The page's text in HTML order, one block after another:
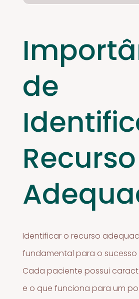
de
Recurso
Identificar o recurso
fundamental para o
Cada paciente possui
e o que funciona para um